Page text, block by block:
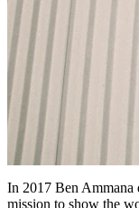
In 2017 Ben Ammana
mission to show the